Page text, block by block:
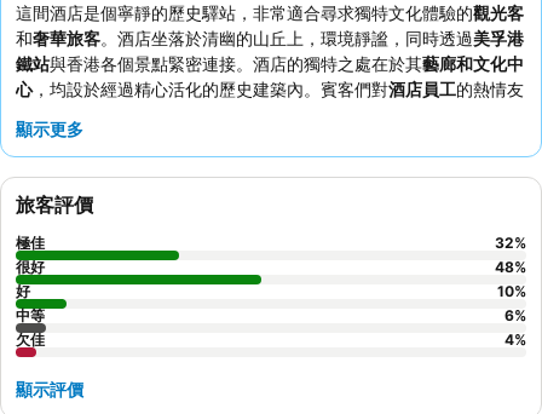
這間酒店是個寧靜的歷史驛站，非常適合尋求獨特文化體驗的觀光客
和奢華旅客。酒店坐落於清幽的山丘上，環境靜謐，同時透過美孚港
鐵站與香港各個景點緊密連接。酒店的獨特之處在於其藝廊和文化中
心，均設於經過精心活化的歷史建築內。賓客們對酒店員工的熱情友
體驗，不妨探索酒店內各個
顯示更多
旅客評價
極佳 32%
很好
48%
好
10%
中等
6%
欠佳
4%
顯示評價